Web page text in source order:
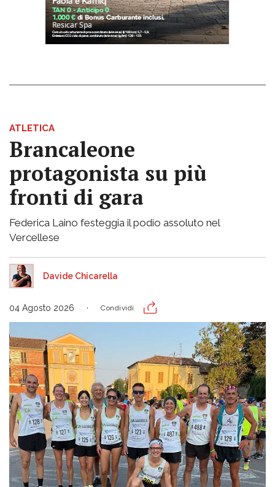
ATLETICA
Brancaleone
protagonista su più
fronti di gara
Federica Laino festeggia il podio assoluto nel
Vercellese
Davide Chicarella
04 Agosto 2026 Condividi